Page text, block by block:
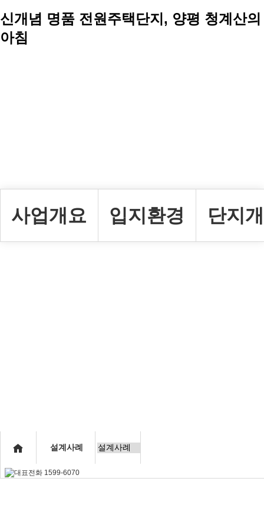
신개념 명품 전원주택단지, 양평 청계산의
아침
사업개요 입지환경 단지
설계사례